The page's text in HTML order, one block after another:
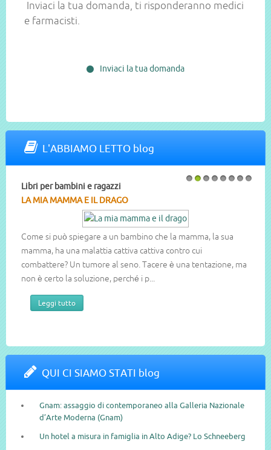
Inviaci la tua domanda, ti risponderanno medici
e farmacisti.
Inviaci la tua domanda
L'ABBIAMO LETTO blog
Libri per bambini e ragazzi
LA MIA MAMMA E IL DRAGO
Come si può spiegare a un bambino che la mamma, la sua
mamma, ha una malattia cattiva cattiva contro cui
combattere? Un tumore al seno. Tacere è una tentazione, ma
non è certo la soluzione, perché i p...
Leggi tutto
QUI CI SIAMO STATI blog
Gnam: assaggio di contemporaneo alla Galleria Nazionale
d’Arte Moderna (Gnam)
Un hotel a misura in famiglia in Alto Adige? Lo Schneeberg